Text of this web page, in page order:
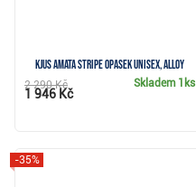
KJUS Amata Stripe opasek unisex, alloy
Skladem 1ks
2 290 Kč
1 946 Kč
-35%